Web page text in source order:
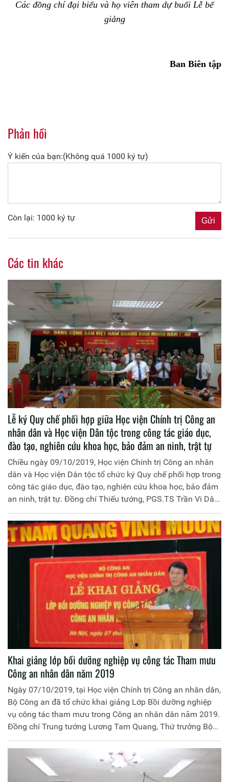
Các đồng chí đại biểu và họ viên tham dự buổi Lễ bế
giảng
Ban Biên tập
Phản hồi
Ý kiến của bạn:(Không quá 1000 ký tự)
Còn lại: 1000 ký tự
Các tin khác
Lễ ký Quy chế phối hợp giữa Học viện Chính trị Công an
nhân dân và Học viện Dân tộc trong công tác giáo dục,
đào tạo, nghiên cứu khoa học, bảo đảm an ninh, trật tự
Chiều ngày 09/10/2019, Học viện Chính trị Công an nhân
dân và Học viện Dân tộc tổ chức ký Quy chế phối hợp trong
công tác giáo dục, đào tạo, nghiên cứu khoa học, bảo đảm
an ninh, trật tự. Đồng chí Thiếu tướng, PGS.TS Trần Vi Dân,
Bí thư Đảng ủy, Giám đốc Học viện Chính trị Công an nhân
dân; đồng chí PGS.TS Trần Trung, Bí thư Đảng ủy, Q. Giám
đốc Học viện Dân tộc đồng chủ trì buổi Lễ.
Khai giảng lớp bồi dưỡng nghiệp vụ công tác Tham mưu
Công an nhân dân năm 2019
Ngày 07/10/2019, tại Học viện Chính trị Công an nhân dân,
Bộ Công an đã tổ chức khai giảng Lớp Bồi dưỡng nghiệp
vụ công tác tham mưu trong Công an nhân dân năm 2019.
Đồng chí Trung tướng Lương Tam Quang, Thứ trưởng Bộ
Công an đến dự và chỉ đạo Lễ Khai giảng.